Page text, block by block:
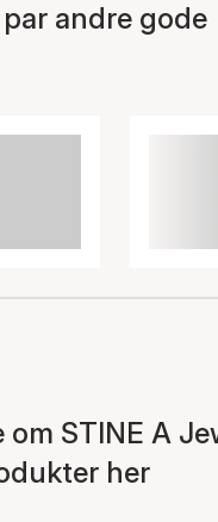
andre gode
STINE A
her